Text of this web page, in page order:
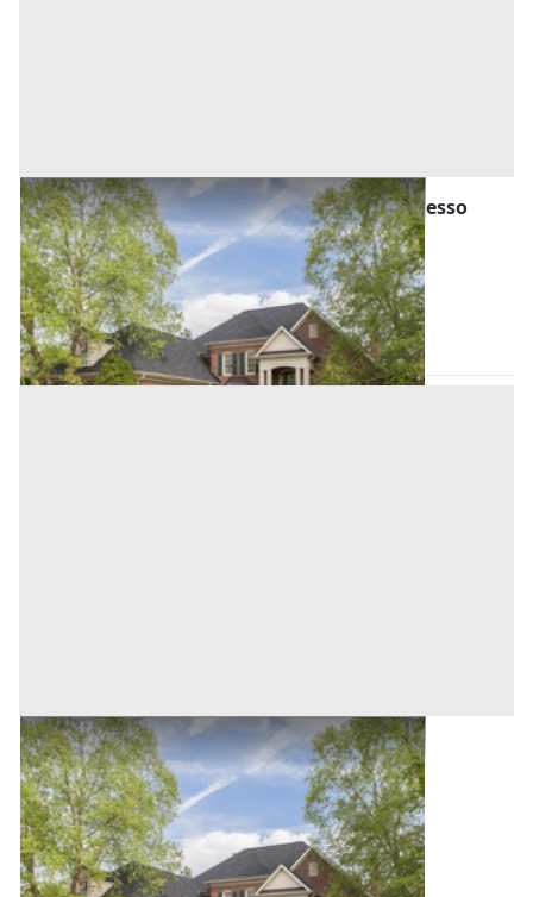
Asta Abitazione con garage e giardino annesso
Casale di Scodosia (Padova)
Offerta minima
54.000 € 72.000 €
Codice asta:2658be20
Asta chiusa
Villini all'asta a Padova
Casale di Scodosia (Padova)
Offerta minima
159.000 € 212.000 €
Codice asta:AJ7149111
Asta chiusa